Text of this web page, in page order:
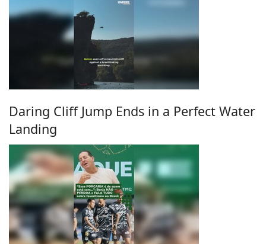
Daring Cliff Jump Ends in a Perfect Water
Landing